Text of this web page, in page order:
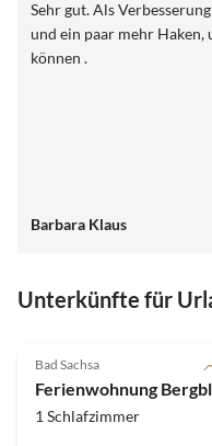
Sehr gut. Als
und ein paar mehr Haken, um etwas aufhängen zu
können .
Barbara Klaus
Unterkünfte für
Bad Sachsa
Ferienwohnung
1 Schlafzimmer